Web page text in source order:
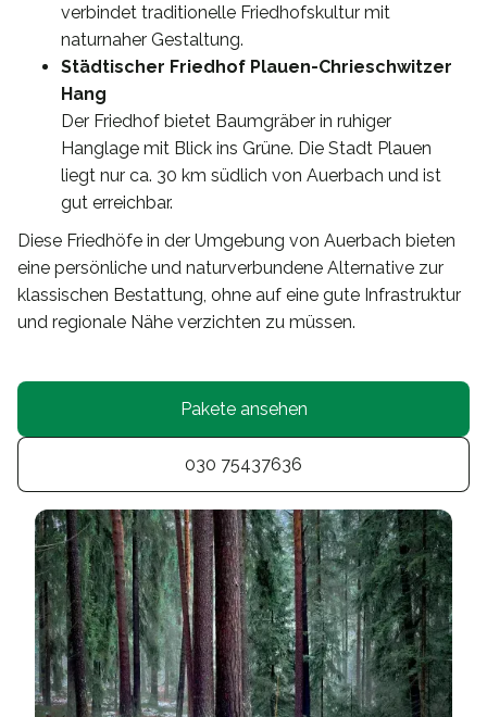
verbindet traditionelle Friedhofskultur mit
naturnaher Gestaltung.
Städtischer Friedhof Plauen-Chrieschwitzer
Hang
Der Friedhof bietet Baumgräber in ruhiger
Hanglage mit Blick ins Grüne. Die Stadt Plauen
liegt nur ca. 30 km südlich von Auerbach und ist
gut erreichbar.
Diese Friedhöfe in der Umgebung von Auerbach bieten
eine persönliche und naturverbundene Alternative zur
klassischen Bestattung, ohne auf eine gute Infrastruktur
und regionale Nähe verzichten zu müssen.
Pakete ansehen
030 75437636